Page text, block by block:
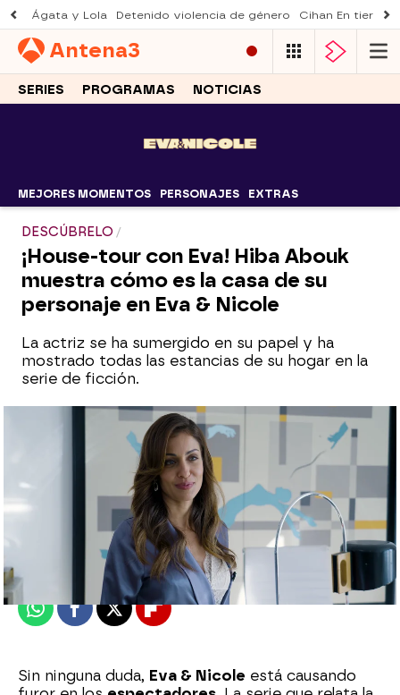
Ágata y Lola Detenido violencia de género Cihan En tierra
Antena3
SERIES PROGRAMAS NOTICIAS
MEJORES MOMENTOS PERSONAJES EXTRAS
DESCÚBRELO
¡House-tour con Eva! Hiba Abouk
muestra cómo es la casa de su
personaje en Eva & Nicole
La actriz se ha sumergido en su papel y ha
mostrado todas las estancias de su hogar en la
serie de ficción.
Eire García Arbaizar
Publicado:24 de mayo de 2025, 12:00
WhatsappFacebook
X Flipboard
Sin ninguna duda, Eva & Nicole está causando